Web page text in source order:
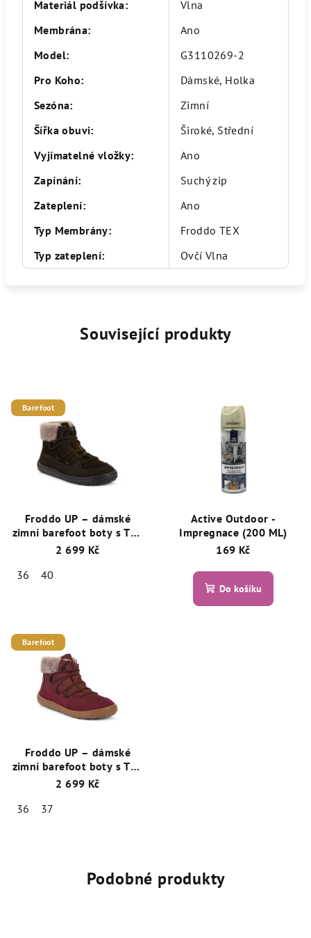
Materiál podšívka:
Vlna
Membrána:
Ano
Model:
G3110269-2
Pro Koho:
Dámské, Holka
Sezóna:
Zimní
Šířka obuvi:
Široké, Střední
Vyjímatelné vložky:
Ano
Zapínání:
Suchý zip
Zateplení:
Ano
Typ Membrány:
Froddo TEX
Typ zateplení: Ovčí Vlna
Související produkty
Barefoot
Froddo UP – dámské
zimní barefoot boty s TEX
membránou a ovčím
2 699 Kč
36
40
Active Outdoor -
Impregnace (200 ML)
169 Kč
Do košíku
Barefoot
Froddo UP – dámské
zimní barefoot boty s TEX
membránou a ovčím
2 699 Kč
36
37
Podobné produkty